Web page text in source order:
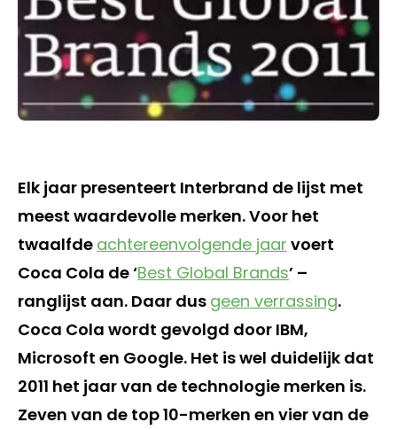
Elk jaar presenteert Interbrand de lijst met
meest waardevolle merken. Voor het
twaalfde achtereenvolgende jaar voert
Coca Cola de ‘Best Global Brands’ –
ranglijst aan. Daar dus geen verrassing.
Coca Cola wordt gevolgd door IBM,
Microsoft en Google. Het is wel duidelijk dat
2011 het jaar van de technologie merken is.
Zeven van de top 10-merken en vier van de